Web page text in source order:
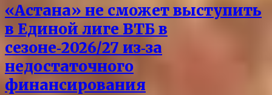
«Астана» не сможет выступить
в Единой лиге ВТБ в
сезоне‑2026/27 из‑за
недостаточного
финансирования